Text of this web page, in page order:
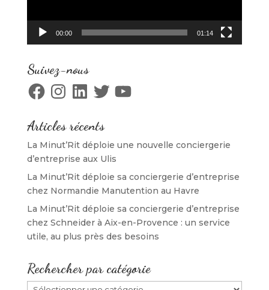
00:00 01:14
Suivez-nous
FacebookInstagramLinkedInTwitterYouTube
Articles récents
La Minut’Rit déploie une nouvelle conciergerie
d’entreprise aux Ulis
La Minut’Rit déploie sa conciergerie d’entreprise
chez Normandie Manutention au Havre
La Minut’Rit déploie sa conciergerie d’entreprise
chez Schneider à Aix-en-Provence : un service
utile, au plus près des besoins
Rechercher par catégorie
Rechercher